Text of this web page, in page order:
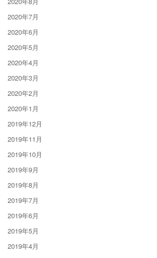
2020年7月
2020年6月
2020年5月
2020年4月
2020年3月
2020年2月
2020年1月
2019年12月
2019年11月
2019年10月
2019年9月
2019年8月
2019年7月
2019年6月
2019年5月
2019年4月